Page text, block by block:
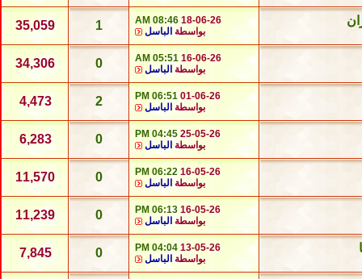
18-06-26
08:46 AM
بواسطة الباسل 1
35,059
16-06-26
05:51 AM
بواسطة الباسل 0
34,306
01-06-26
06:51 PM
بواسطة الباسل 2
4,473
25-05-26
04:45 PM
بواسطة الباسل 0
6,283
16-05-26
06:22 PM
بواسطة الباسل 0
11,570
16-05-26
06:13 PM
بواسطة الباسل 0
11,239
13-05-26
04:04 PM
بواسطة الباسل 0
7,845